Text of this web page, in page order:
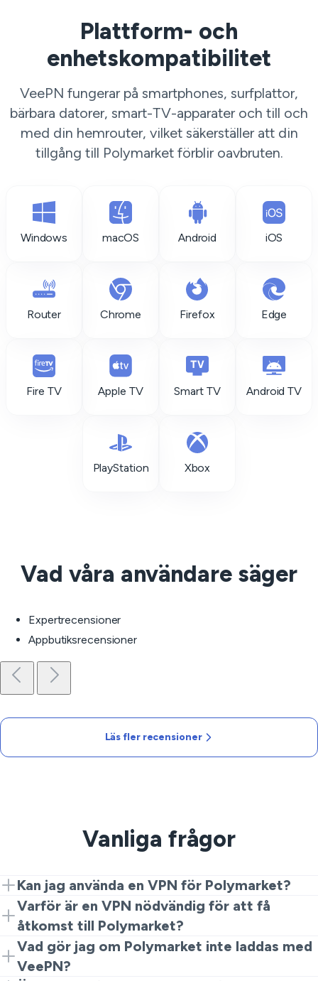
Plattform- och
enhetskompatibilitet
VeePN fungerar på smartphones, surfplattor,
bärbara datorer, smart-TV-apparater och till och
med din hemrouter, vilket säkerställer att din
tillgång till Polymarket förblir oavbruten.
Windows macOS Android iOS
Router Chrome Firefox Edge
Fire TV Apple TV Smart TV Android TV
PlayStation Xbox
Vad våra användare säger
Expertrecensioner
Appbutiksrecensioner
Läs fler recensioner
Vanliga frågor
Kan jag använda en VPN för Polymarket?
Ja, VeePN låter dig ansluta till Polymarket säkert, vilket
kringgår regionala restriktioner.
Varför är en VPN nödvändig för att få
åtkomst till Polymarket?
En VPN döljer din IP-adress, vilket säkerställer att dina
handelsaktiviteter är säkra och anonyma.
Vad gör jag om Polymarket inte laddas med
VeePN?